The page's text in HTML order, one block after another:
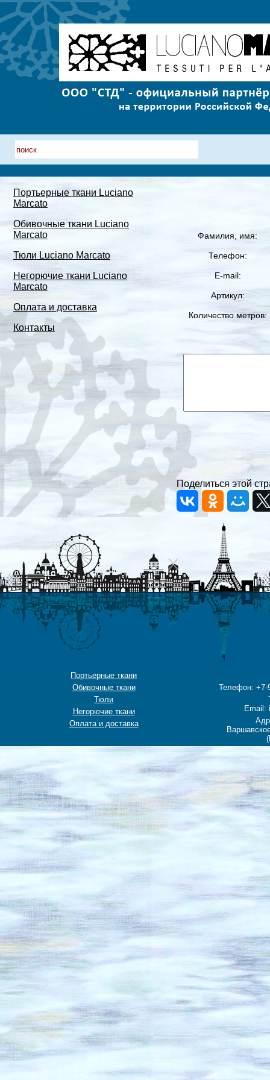
Портьерные ткани Luciano
Marcato
Обивочные ткани Luciano
Marcato
Тюли Luciano Marcato
Негорючие ткани Luciano
Marcato
Оплата и доставка
Контакты
Фамилия, имя:
Телефон:
E-mail:
Артикул:
Количество метров:
Поделиться этой
Портьерные ткани
Обивочные ткани
Тюли
Негорючие ткани
Оплата и доставка
Телефон: +7-
Email: